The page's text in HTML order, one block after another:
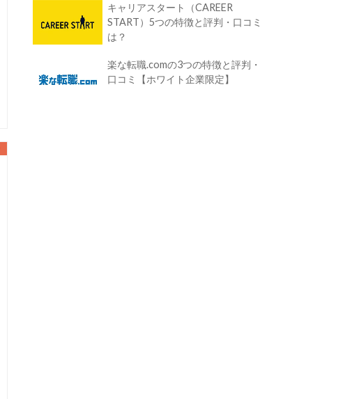
キャリアスタート（CAREER
START）5つの特徴と評判・口コミ
は？
楽な転職.comの3つの特徴と評判・
口コミ【ホワイト企業限定】